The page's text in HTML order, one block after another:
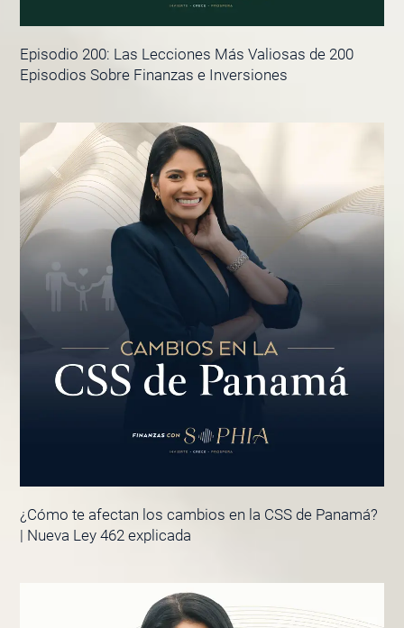
Episodio 200: Las Lecciones Más Valiosas de 200
Episodios Sobre Finanzas e Inversiones
¿Cómo te afectan los cambios en la CSS de Panamá?
| Nueva Ley 462 explicada